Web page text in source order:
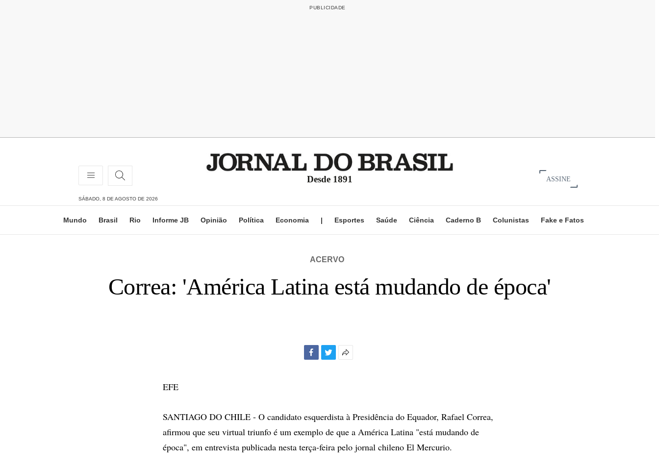
Desde 1891 ASSINE
SÁBADO, 8 DE AGOSTO DE 2026
Mundo Brasil Rio Informe JB Opinião Política Economia | Esportes Saúde Ciência Caderno B Colunistas Fake e Fatos
ACERVO
Correa: 'América Latina está mudando de época'
EFE
SANTIAGO DO CHILE - O candidato esquerdista à Presidência do Equador, Rafael Correa,
afirmou que seu virtual triunfo é um exemplo de que a América Latina "está mudando de
época", em entrevista publicada nesta terça-feira pelo jornal chileno El Mercurio.